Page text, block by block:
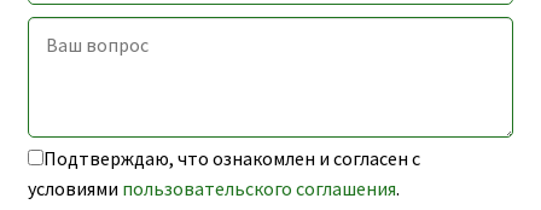
Подтверждаю, что ознакомлен и согласен с
условиями пользовательского соглашения.